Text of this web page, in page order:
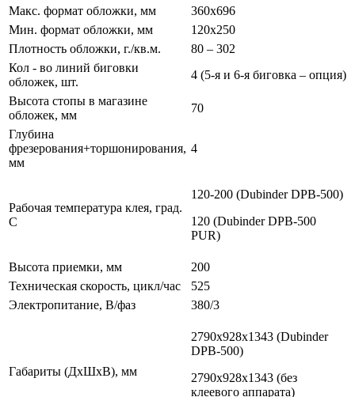
Макс. формат обложки, мм
360х696
Мин. формат обложки, мм
120x250
Плотность обложки, г./кв.м.
80 – 302
Кол - во линий биговки
обложек, шт.
4 (5-я и 6-я биговка – опция)
Высота стопы в магазине
обложек, мм
70
Глубина
фрезерования+торшонирования,
мм
4
Рабочая температура клея, град.
С
120-200 (Dubinder DPB-500)
120 (Dubinder DPB-500
PUR)
Высота приемки, мм
200
Техническая скорость, цикл/час
525
Электропитание, В/фаз
380/3
Габариты (ДхШхВ), мм
2790х928х1343 (Dubinder
DPB-500)
2790х928х1343 (без
клеевого аппарата)